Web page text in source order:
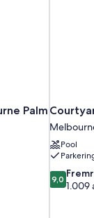
Palm
Pool
9.0
ud
9,0
1.009